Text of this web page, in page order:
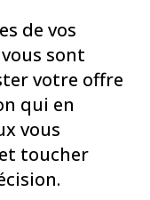
de vos
sont
votre offre
qui en
vous
toucher